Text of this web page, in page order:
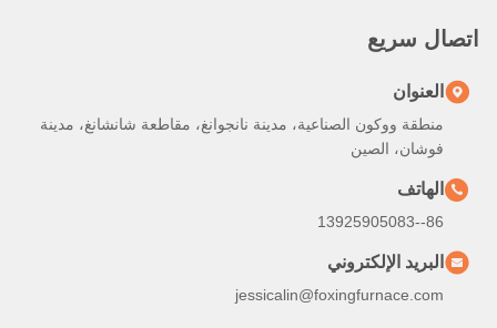
اتصال سريع
العنوان
منطقة ووكون الصناعية، مدينة نانجوانغ، مقاطعة شانشانغ، مدينة
فوشان، الصين
الهاتف
86--13925905083
البريد الإلكتروني
jessicalin@foxingfurnace.com